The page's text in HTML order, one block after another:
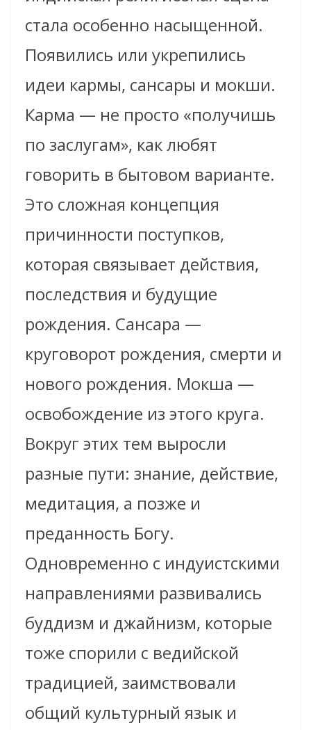
стала особенно насыщенной.
Появились или укрепились
идеи кармы, сансары и мокши.
Карма — не просто «получишь
по заслугам», как любят
говорить в бытовом варианте.
Это сложная концепция
причинности поступков,
которая связывает действия,
последствия и будущие
рождения. Сансара —
круговорот рождения, смерти и
нового рождения. Мокша —
освобождение из этого круга.
Вокруг этих тем выросли
разные пути: знание, действие,
медитация, а позже и
преданность Богу.
Одновременно с индуистскими
направлениями развивались
буддизм и джайнизм, которые
тоже спорили с ведийской
традицией, заимствовали
общий культурный язык и